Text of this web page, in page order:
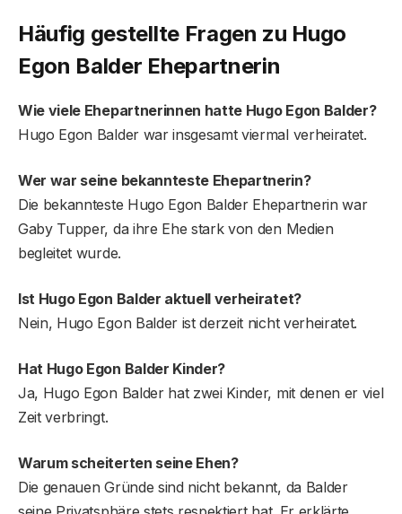
Häufig gestellte Fragen zu Hugo
Egon Balder Ehepartnerin
Wie viele Ehepartnerinnen hatte Hugo Egon Balder?
Hugo Egon Balder war insgesamt viermal verheiratet.
Wer war seine bekannteste Ehepartnerin?
Die bekannteste Hugo Egon Balder Ehepartnerin war
Gaby Tupper, da ihre Ehe stark von den Medien
begleitet wurde.
Ist Hugo Egon Balder aktuell verheiratet?
Nein, Hugo Egon Balder ist derzeit nicht verheiratet.
Hat Hugo Egon Balder Kinder?
Ja, Hugo Egon Balder hat zwei Kinder, mit denen er viel
Zeit verbringt.
Warum scheiterten seine Ehen?
Die genauen Gründe sind nicht bekannt, da Balder